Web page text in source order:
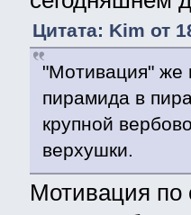
Цитата: Kim от
"Мотивация" же
пирамида в
крупной
верхушки.
Мотивация по